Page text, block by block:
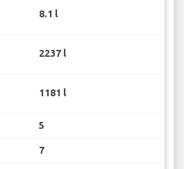
8.1 l
2237 l
1181 l
5
7